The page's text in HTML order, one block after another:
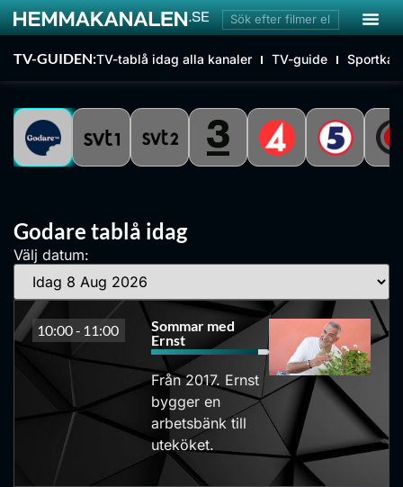
TV-GUIDEN:TV-tablå idag alla kanaler TV-guide
Godare tablå idag
Välj datum:
10:00 - 11:00
Sommar med
Ernst
Från 2017. Ernst
bygger en
arbetsbänk till
uteköket.